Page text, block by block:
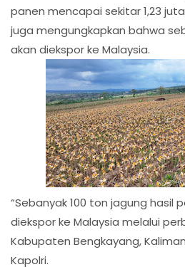
panen mencapai sekitar 1,23
juga mengungkapkan bahwa
akan diekspor ke Malaysia.
“Sebanyak 100 ton jagung hasil
diekspor ke Malaysia melalui
Kabupaten Bengkayang,
Kapolri.